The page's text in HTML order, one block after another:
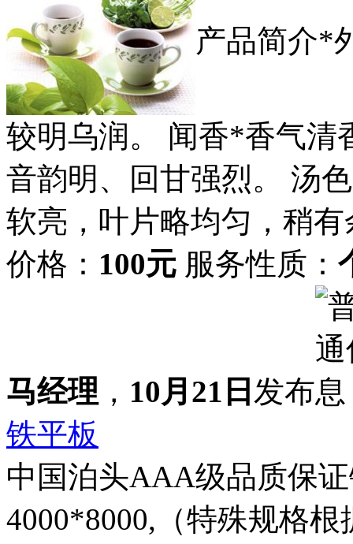
产品简介*
较明乌润。 闻香*香气清
音韵明、回甘强烈。 汤
软亮，叶片略均匀，稍有
价格： 100元 服务性质：
马经理 ， 10月21日 发布
铁平板
中国泊头AAA级品质保
4000*8000,（特殊规格